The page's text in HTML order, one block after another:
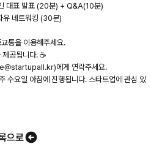
대표 발표 (20분) + Q&A(10분)
네트워킹 (30분)
통을 이용해주세요.
공됩니다. ☕️
에게 연락주세요.
수요일 아침에 진행됩니다. 스타트업에 관심 있
으로